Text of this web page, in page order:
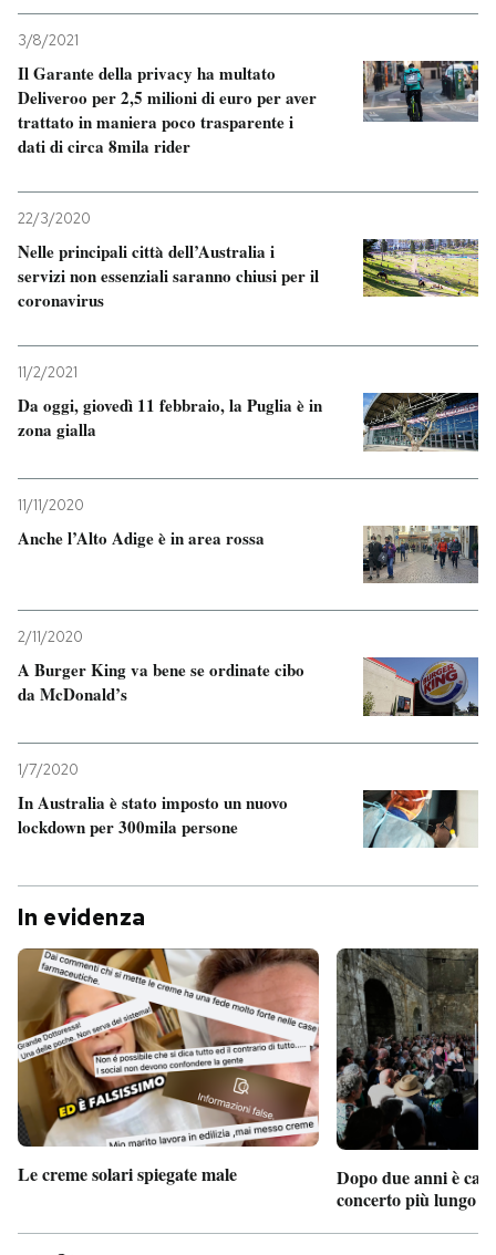
3/8/2021
Il Garante della privacy ha multato
Deliveroo per 2,5 milioni di euro per aver
trattato in maniera poco trasparente i
dati di circa 8mila rider
22/3/2020
Nelle principali città dell’Australia i
servizi non essenziali saranno chiusi per il
coronavirus
11/2/2021
Da oggi, giovedì 11 febbraio, la Puglia è in
zona gialla
11/11/2020
Anche l’Alto Adige è in area rossa
2/11/2020
A Burger King va bene se ordinate cibo
da McDonald’s
1/7/2020
In Australia è stato imposto un nuovo
lockdown per 300mila persone
In evidenza
Le creme solari spiegate male
Dopo due anni è
concerto più lungo